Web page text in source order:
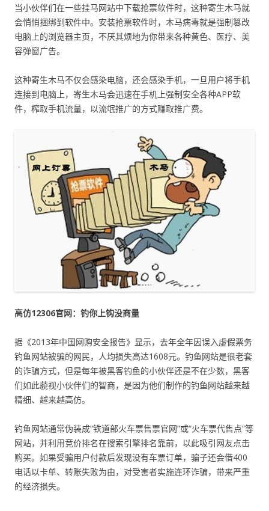
当小伙伴们在一些挂马网站中下载抢票软件时，这种寄生木马就
会悄悄捆绑到软件中。安装抢票软件时，木马病毒就是强制篡改
电脑上的浏览器主页，不厌其烦地为你带来各种黄色、医疗、美
容弹窗广告。
这种寄生木马不仅会感染电脑，还会感染手机，一旦用户将手机
连接到电脑上，寄生木马会迅速在手机上强制安全各种APP软
件，榨取手机流量，以流氓推广的方式赚取推广费。
高仿12306官网：钓你上钩没商量
据《2013年中国网购安全报告》显示，去年全年因误入虚假票务
钓鱼网站被骗的网民，人均损失高达1608元。钓鱼网站是很老套
的诈骗方式，但是每年被黑客钓鱼的小伙伴还是不在少数，黑客
们如此藐视小伙伴们的智商，是因为他们制作的钓鱼网站越来越
精细、越来越高仿。
钓鱼网站通常伪装成“铁道部火车票售票官网”或“火车票代售点”等
网站，并利用竞价排名在搜索引擎排名靠前，以此吸引网友点击
购买。如果受骗用户付款后发现没有车票订单，骗子还会借400
电话以卡单、转账失败为由，对受害者实施连环诈骗，带来严重
的经济损失。